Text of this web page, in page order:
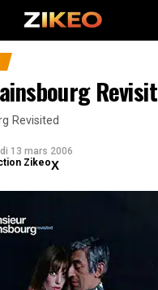
Revisited
13 mars 2006
Zikeo